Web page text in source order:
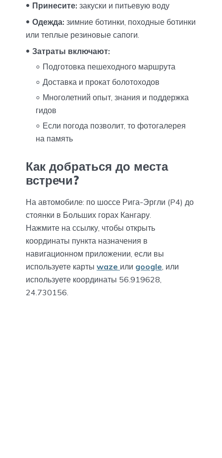
Принесите: закуски и питьевую воду
Одежда: зимние ботинки, походные ботинки
или теплые резиновые сапоги.
Затраты включают:
Подготовка пешеходного маршрута
Доставка и прокат болотоходов
Многолетний опыт, знания и поддержка
гидов
Если погода позволит, то фотогалерея
на память
Как добраться до места
встречи?
На автомобиле: по шоссе Рига-Эргли (P4) до
стоянки в Больших горах Кангару.
Нажмите на ссылку, чтобы открыть
координаты пункта назначения в
навигационном приложении, если вы
используете карты waze или google , или
используете координаты 56.919628,
24.730156.